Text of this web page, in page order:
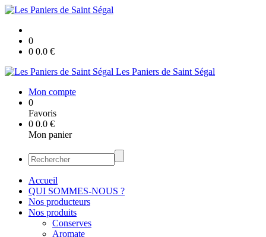
0
0 0.0 €
Les Paniers de Saint Ségal
Mon compte
0
Favoris
0 0.0 €
Mon panier
Accueil
QUI SOMMES-NOUS ?
Nos producteurs
Nos produits
Conserves
Aromate